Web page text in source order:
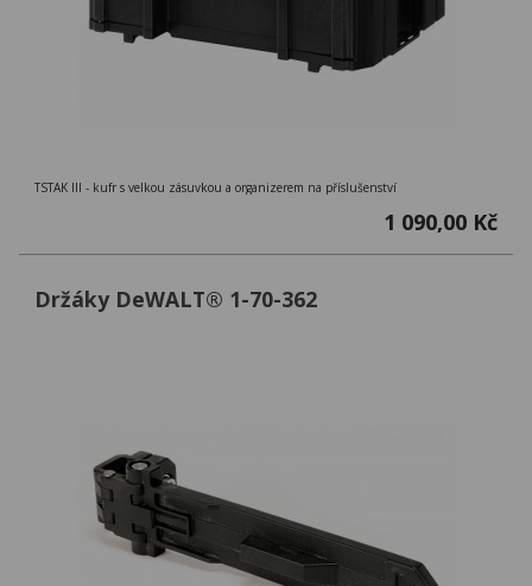
TSTAK III - kufr s velkou zásuvkou a organizerem na příslušenství
1 090,00 Kč
Držáky DeWALT® 1-70-362